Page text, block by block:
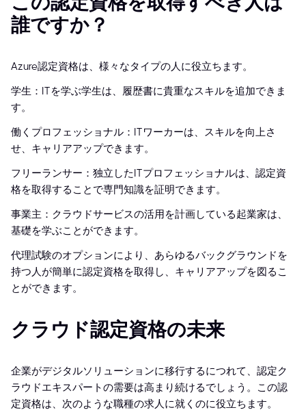
誰ですか？
Azure認定資格は、様々なタイプの人に役立ちます。
学生：ITを学ぶ学生は、履歴書に貴重なスキルを追加できま
す。
働くプロフェッショナル：ITワーカーは、スキルを向上さ
せ、キャリアアップできます。
フリーランサー：独立したITプロフェッショナルは、認定資
格を取得することで専門知識を証明できます。
事業主：クラウドサービスの活用を計画している起業家は、
基礎を学ぶことができます。
代理試験のオプションにより、あらゆるバックグラウンドを
持つ人が簡単に認定資格を取得し、キャリアアップを図るこ
とができます。
クラウド認定資格の未来
企業がデジタルソリューションに移行するにつれて、認定ク
ラウドエキスパートの需要は高まり続けるでしょう。この認
定資格は、次のような職種の求人に就くのに役立ちます。